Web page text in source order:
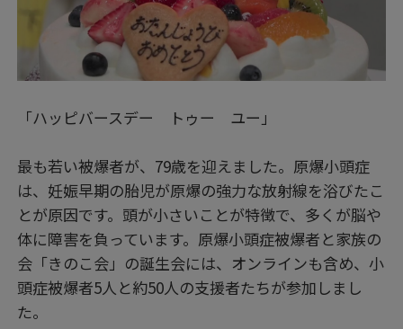
「ハッピバースデー トゥー ユー」
最も若い被爆者が、79歳を迎えました。原爆小頭症
は、妊娠早期の胎児が原爆の強力な放射線を浴びたこ
とが原因です。頭が小さいことが特徴で、多くが脳や
体に障害を負っています。原爆小頭症被爆者と家族の
会「きのこ会」の誕生会には、オンラインも含め、小
頭症被爆者5人と約50人の支援者たちが参加しまし
た。